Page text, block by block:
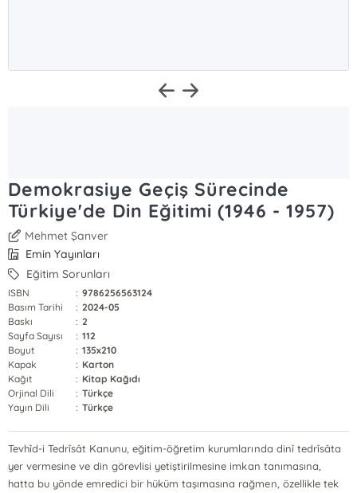
Demokrasiye Geçiş Sürecinde
Türkiye'de Din Eğitimi (1946 - 1957)
Mehmet Şanver
Emin Yayınları
Eğitim Sorunları
ISBN : 9786256563124
Basım Tarihi
: 2024-05
Baskı
: 2
Sayfa Sayısı
: 112
Boyut
: 135x210
Kapak
: Karton
Kağıt
: Kitap Kağıdı
Orjinal Dili
: Türkçe
Yayın Dili
: Türkçe
Tevhîd-i Tedrîsât Kanunu, eğitim-öğretim kurumlarında dinî tedrîsâta
yer vermesine ve din görevlisi yetiştirilmesine imkan tanımasına,
hatta bu yönde emredici bir hüküm taşımasına rağmen, özellikle tek